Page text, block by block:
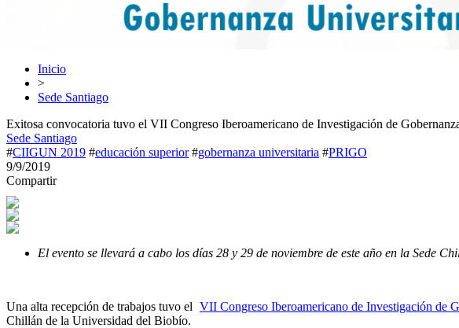
Inicio
>
Sede Santiago
Exitosa convocatoria tuvo el VII Congreso Iberoamericano de Investigación de
Sede Santiago
#CIIGUN 2019 #educación superior#gobernanza universitaria #PRIGO
9/9/2019
Compartir
El evento se llevará a cabo los días 28 y 29 de noviembre de este año en la Sede
Una alta recepción de trabajos tuvo el VII Congreso Iberoamericano de Investigación de
Chillán de la Universidad del Biobío.